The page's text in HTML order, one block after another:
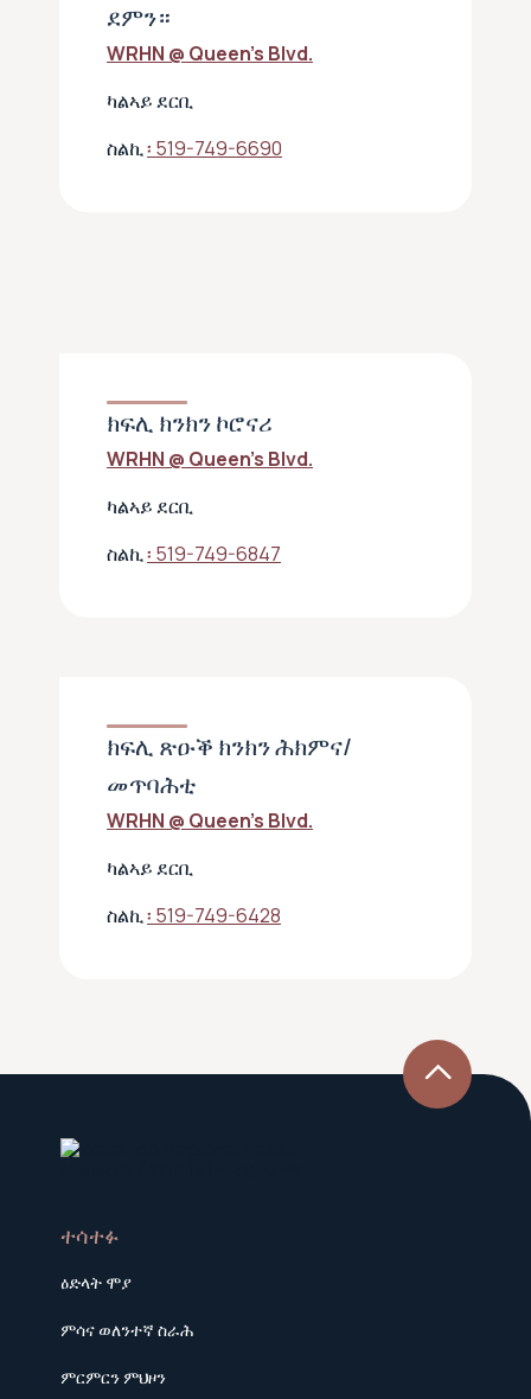
ደምን።
WRHN @ Queen’s Blvd.
ካልኣይ ደርቢ
ስልኪ፡ 519-749-6690
ክፍሊ ክንክን ኮሮናሪ
WRHN @ Queen’s Blvd.
ካልኣይ ደርቢ
ስልኪ፡ 519-749-6847
ክፍሊ ጽዑቕ ክንክን ሕክምና/
መጥባሕቲ
WRHN @ Queen’s Blvd.
ካልኣይ ደርቢ
ስልኪ፡ 519-749-6428
ተሳተፉ
ዕድላት ሞያ
ምሳና ወለንተኛ ስራሕ
ምርምርን ምህዞን